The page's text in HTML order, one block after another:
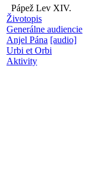
Pápež Lev XIV.
Životopis
Generálne audiencie
Anjel Pána [audio]
Urbi et Orbi
Aktivity